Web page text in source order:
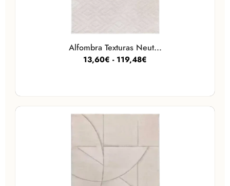
Alfombra Texturas Neut...
13,60€ - 119,48€